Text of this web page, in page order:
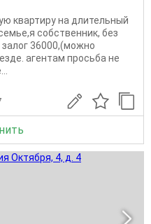
квартиру на длительный
собственник, без
36000,(можно
агентам просьба не